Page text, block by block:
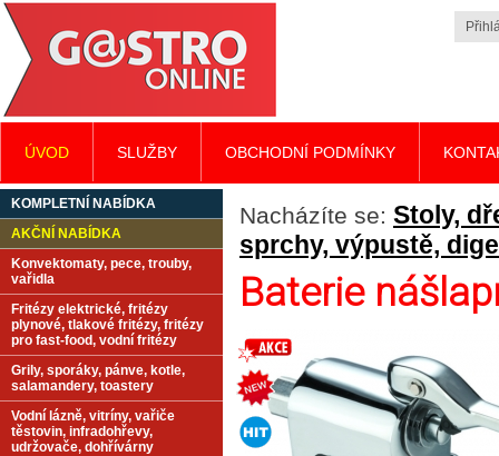
Nacházíte se: Stoly,
sprchy, výpustě,
Baterie
KOMPLETNÍ NABÍDKA
AKČNÍ NABÍDKA
Konvektomaty, pece, trouby,
vařidla
Fritézy elektrické, fritézy
plynové, tlakové fritézy, fritézy
pro fast-food, vodní fritézy
Grily, sporáky, pánve, kotle,
salamandery, toastery
Vodní lázně, vitríny, vařiče
těstovin, infradohřevy,
udržovače, dohřívárny
ÚVOD SLUŽBY OBCHODNÍ PODMÍNKY